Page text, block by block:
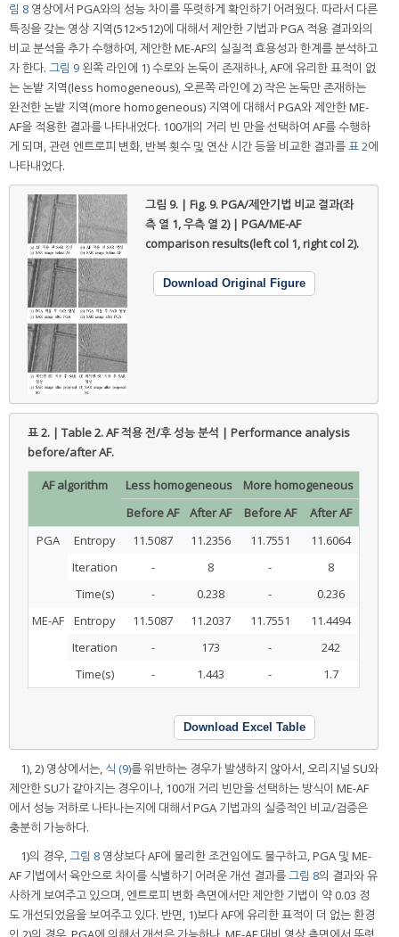
림 8 영상에서 PGA와의 성능 차이를 뚜렷하게 확인하기 어려웠다. 따라서 다른
특징을 갖는 영상 지역(512×512)에 대해서 제안한 기법과 PGA 적용 결과와의
비교 분석을 추가 수행하여, 제안한 ME-AF의 실질적 효용성과 한계를 분석하고
자 한다. 그림 9 왼쪽 라인에 1) 수로와 논둑이 존재하나, AF에 유리한 표적이 없
는 논밭 지역(less homogeneous), 오른쪽 라인에 2) 작은 논둑만 존재하는
완전한 논밭 지역(more homogeneous) 지역에 대해서 PGA와 제안한 ME-
AF을 적용한 결과를 나타내었다. 100개의 거리 빈 만을 선택하여 AF를 수행하
게 되며, 관련 엔트로피 변화, 반복 횟수 및 연산 시간 등을 비교한 결과를표 2에
나타내었다.
그림 9. | Fig. 9.PGA/제안기법 비교 결과(좌
측 열 1, 우측 열 2) | PGA/ME-AF
comparison results(left col 1, right col 2).
Download Original Figure
표 2. | Table 2.AF 적용 전/후 성능 분석 | Performance analysis
before/after AF.
AF algorithm Less homogeneous
More homogeneous
Before AF
After AF Before AF
After AF
PGA
Entropy 11.5087 11.2356 11.7551
11.6064
Iteration
- 8 -
8
Time(s)
- 0.238 -
0.236
ME-AF
Entropy 11.5087 11.2037 11.7551
11.4494
Iteration
- 173 -
242
Time(s)
- 1.443 - 1.7
Download Excel Table
1), 2) 영상에서는, 식 (9)를 위반하는 경우가 발생하지 않아서, 오리지널 SU와
제안한 SU가 같아지는 경우이나, 100개 거리 빈만을 선택하는 방식이 ME-AF
에서 성능 저하로 나타나는지에 대해서 PGA 기법과의 실증적인 비교/검증은
충분히 가능하다.
1)의 경우,그림 8 영상보다 AF에 불리한 조건임에도 불구하고, PGA 및 ME-
AF 기법에서 육안으로 차이를 식별하기 어려운 개선 결과를그림 8의 결과와 유
사하게 보여주고 있으며, 엔트로피 변화 측면에서만 제안한 기법이 약 0.03 정
도 개선되었음을 보여주고 있다. 반면, 1)보다 AF에 유리한 표적이 더 없는 환경